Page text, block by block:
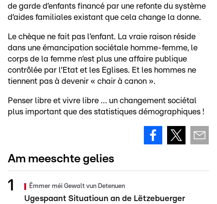
de garde d’enfants financé par une refonte du système
d’aides familiales existant que cela change la donne.
Le chèque ne fait pas l’enfant. La vraie raison réside
dans une émancipation sociétale homme-femme, le
corps de la femme n’est plus une affaire publique
contrôlée par l’Etat et les Eglises. Et les hommes ne
tiennent pas à devenir « chair à canon ».
Penser libre et vivre libre … un changement sociétal
plus important que des statistiques démographiques !
Am meeschte gelies
Ëmmer méi Gewalt vun Detenuen
Ugespaant Situatioun an de Lëtzebuerger